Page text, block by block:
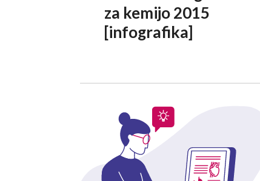
za kemijo 2015
[infografika]